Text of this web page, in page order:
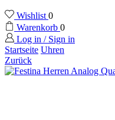
Wishlist 0
Warenkorb 0
Log in / Sign in
Startseite Uhren
Zurück